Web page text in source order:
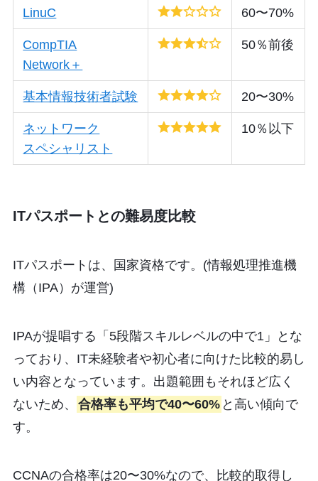
LinuC 60〜70%
CompTIA
Network＋
50％前後
基本情報技術者試験 20〜30%
ネットワーク
スペシャリスト
10％以下
ITパスポートとの難易度比較
ITパスポートは、国家資格です。(情報処理推進機
構（IPA）が運営)
IPAが提唱する「5段階スキルレベルの中で1」とな
っており、IT未経験者や初心者に向けた比較的易し
い内容となっています。出題範囲もそれほど広く
ないため、
合格率も平均で40〜60% と高い傾向で
す。
CCNAの合格率は20〜30%なので、比較的取得し